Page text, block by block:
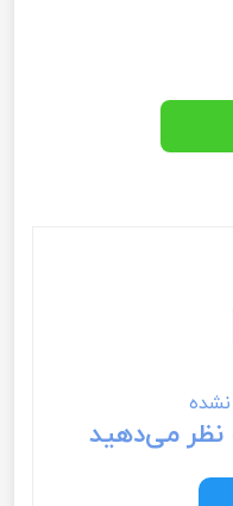
نظر می‌دهید